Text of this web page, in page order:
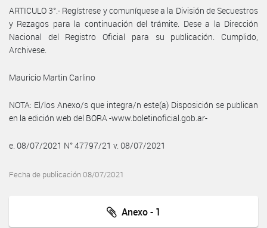
ARTICULO 3°.- Regístrese y comuníquese a la División de Secuestros
y Rezagos para la continuación del trámite. Dese a la Dirección
Nacional del Registro Oficial para su publicación. Cumplido,
Archivese.
Mauricio Martin Carlino
NOTA: El/los Anexo/s que integra/n este(a) Disposición se publican
en la edición web del BORA -www.boletinoficial.gob.ar-
e. 08/07/2021 N° 47797/21 v. 08/07/2021
Fecha de publicación 08/07/2021
Anexo - 1